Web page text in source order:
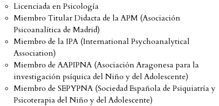
Licenciada en Psicología
Miembro Titular Didacta de la APM (Asociación
Psicoanalítica de Madrid)
Miembro de la IPA (International Psychoanalytical
Association)
Miembro de AAPIPNA (Asociación Aragonesa para la
investigación psíquica del Niño y del Adolescente)
Miembro de SEPYPNA (Sociedad Española de Psiquiatría y
Psicoterapia del Niño y del Adolescente)